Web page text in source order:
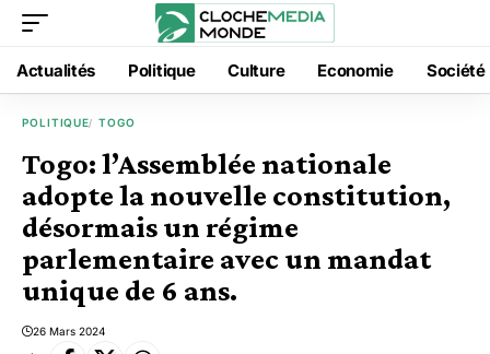
Actualités Politique Culture Economie Société
POLITIQUE TOGO
Togo: l’Assemblée nationale
adopte la nouvelle constitution,
désormais un régime
parlementaire avec un mandat
unique de 6 ans.
26 Mars 2024